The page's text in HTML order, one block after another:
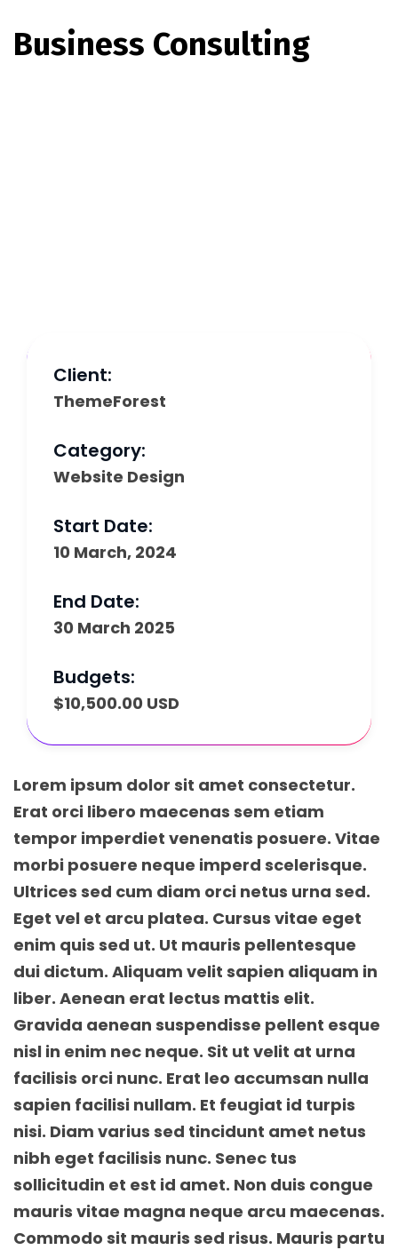
Business Consulting
Client:
ThemeForest
Category:
Website Design
Start Date:
10 March, 2024
End Date:
30 March 2025
Budgets:
$10,500.00 USD
Lorem ipsum dolor sit amet consectetur.
Erat orci libero maecenas sem etiam
tempor imperdiet venenatis posuere. Vitae
morbi posuere neque imperd scelerisque.
Ultrices sed cum diam orci netus urna sed.
Eget vel et arcu platea. Cursus vitae eget
enim quis sed ut. Ut mauris pellentesque
dui dictum. Aliquam velit sapien aliquam in
liber. Aenean erat lectus mattis elit.
Gravida aenean suspendisse pellent esque
nisl in enim nec neque. Sit ut velit at urna
facilisis orci nunc. Erat leo accumsan nulla
sapien facilisi nullam. Et feugiat id turpis
nisi. Diam varius sed tincidunt amet netus
nibh eget facilisis nunc. Senec tus
sollicitudin et est id amet. Non duis congue
mauris vitae magna neque arcu maecenas.
Commodo sit mauris sed risus. Mauris partu